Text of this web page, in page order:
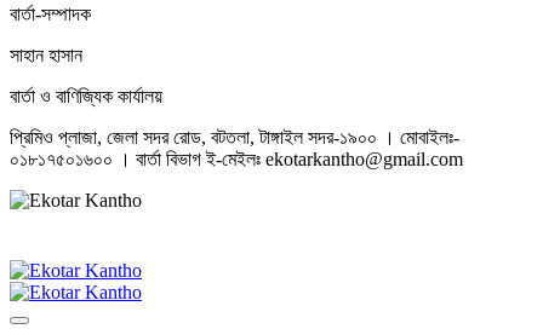
বার্তা-সম্পাদক
সাহান হাসান
বার্তা ও বাণিজ্যিক কার্যালয়
প্রিমিও প্লাজা, জেলা সদর রোড, বটতলা, টাঙ্গাইল সদর-১৯০০ । মোবাইলঃ-
০১৮১৭৫০১৬০০ । বার্তা বিভাগ ই-মেইলঃ ekotarkantho@gmail.com